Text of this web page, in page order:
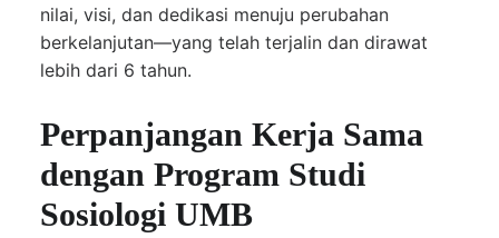
nilai, visi, dan dedikasi menuju perubahan
berkelanjutan—yang telah terjalin dan dirawat
lebih dari 6 tahun.
Perpanjangan Kerja Sama
dengan Program Studi
Sosiologi UMB